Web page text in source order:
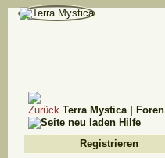
Terra Mystica | Foren
Hilfe
Registrieren